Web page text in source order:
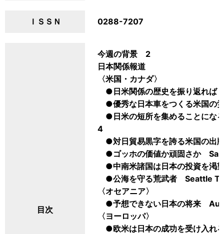
ＩＳＳＮ 0288-7207
目次
今週の背景 2
日本関係報道
〈米国・カナダ〉
●日米関係の歴史を振り返れ
●優秀な日本車をつくる米国
●日米の短所を集めることに
4
●対日貿易黒字を誇る米国の
●ゴッホの価値か頑固さか
●中南米諸国は日本の投資を
●公海を守る荒武者 Seattle
〈オセアニア〉
●予想できない日本の将来
〈ヨーロッパ〉
●欧米は日本の成功を受け入